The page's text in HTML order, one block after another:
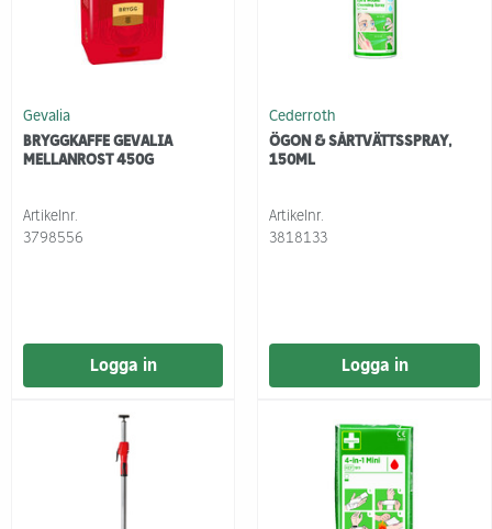
Gevalia
BRYGGKAFFE GEVALIA
MELLANROST 450G
Artikelnr.
3798556
Logga in
Cederroth
ÖGON & SÅRTVÄTTSSPRAY,
150ML
Artikelnr.
3818133
Logga in